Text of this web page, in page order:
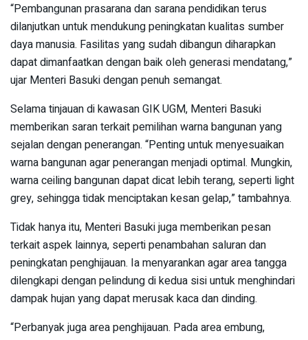
“Pembangunan prasarana dan sarana pendidikan terus
dilanjutkan untuk mendukung peningkatan kualitas sumber
daya manusia. Fasilitas yang sudah dibangun diharapkan
dapat dimanfaatkan dengan baik oleh generasi mendatang,”
ujar Menteri Basuki dengan penuh semangat.
Selama tinjauan di kawasan GIK UGM, Menteri Basuki
memberikan saran terkait pemilihan warna bangunan yang
sejalan dengan penerangan. “Penting untuk menyesuaikan
warna bangunan agar penerangan menjadi optimal. Mungkin,
warna ceiling bangunan dapat dicat lebih terang, seperti light
grey, sehingga tidak menciptakan kesan gelap,” tambahnya.
Tidak hanya itu, Menteri Basuki juga memberikan pesan
terkait aspek lainnya, seperti penambahan saluran dan
peningkatan penghijauan. Ia menyarankan agar area tangga
dilengkapi dengan pelindung di kedua sisi untuk menghindari
dampak hujan yang dapat merusak kaca dan dinding.
“Perbanyak juga area penghijauan. Pada area embung,